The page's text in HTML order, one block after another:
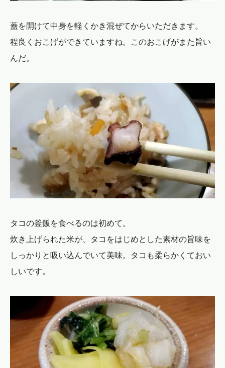
蓋を開けて中身を軽くかき混ぜてからいただきます。
程良くおこげができていますね。このおこげがまた旨い
んだ。
タコの釜飯を食べるのは初めて。
炊き上げられた米が、タコをはじめとした素材の旨味を
しっかりと吸い込んでいて美味。タコも柔らかくておい
しいです。